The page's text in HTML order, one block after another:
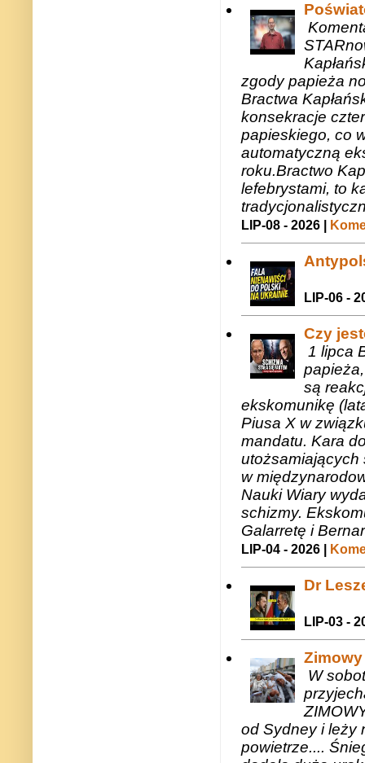
zgody papieża
Bractwa
konsekracje
papieskiego, co
automatyczną
roku.Bractwo
lefebrystami, to
LIP-08 - 2026 |
LIP-06 -
Czy
1 lipca
są
ekskomunikę
Piusa X w
mandatu. Kara
utożsamiających
w
Nauki Wiary
schizmy.
Galarretę i
LIP-04 - 2026 |
Dr
LIP-03 -
W
od Sydney i leży
powietrze....